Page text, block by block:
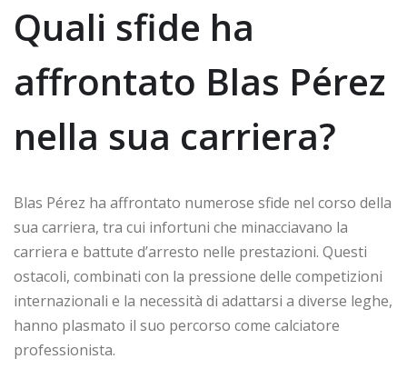
Quali sfide ha
affrontato Blas Pérez
nella sua carriera?
Blas Pérez ha affrontato numerose sfide nel corso della
sua carriera, tra cui infortuni che minacciavano la
carriera e battute d’arresto nelle prestazioni. Questi
ostacoli, combinati con la pressione delle competizioni
internazionali e la necessità di adattarsi a diverse leghe,
hanno plasmato il suo percorso come calciatore
professionista.